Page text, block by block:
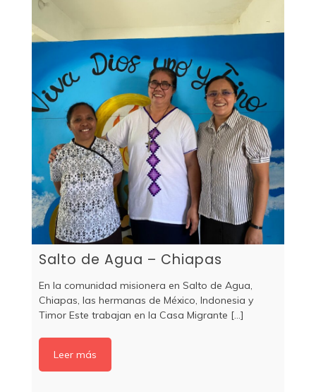
Salto de Agua – Chiapas
En la comunidad misionera en Salto de Agua,
Chiapas, las hermanas de México, Indonesia y
Timor Este trabajan en la Casa Migrante [...]
Leer más